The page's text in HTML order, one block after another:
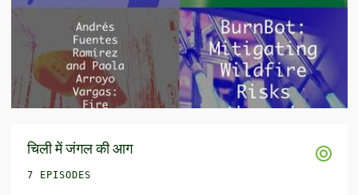
चिली में जंगल की आग
7 EPISODES